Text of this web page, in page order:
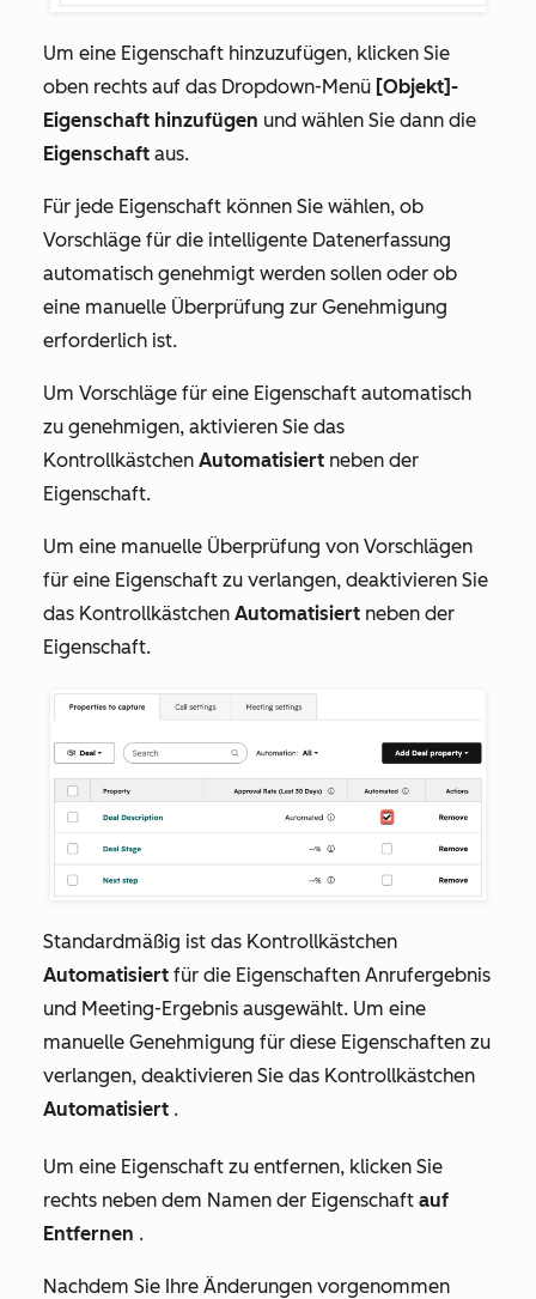
Um eine Eigenschaft hinzuzufügen, klicken Sie
oben rechts auf das Dropdown-Menü [Objekt]-
Eigenschaft hinzufügen und wählen Sie dann die
Eigenschaft aus.
Für jede Eigenschaft können Sie wählen, ob
Vorschläge für die intelligente Datenerfassung
automatisch genehmigt werden sollen oder ob
eine manuelle Überprüfung zur Genehmigung
erforderlich ist.
Um Vorschläge für eine Eigenschaft automatisch
zu genehmigen, aktivieren Sie das
Kontrollkästchen Automatisiert neben der
Eigenschaft.
Um eine manuelle Überprüfung von Vorschlägen
für eine Eigenschaft zu verlangen, deaktivieren Sie
das Kontrollkästchen Automatisiert neben der
Eigenschaft.
Standardmäßig ist das Kontrollkästchen
Automatisiert für die Eigenschaften Anrufergebnis
und Meeting-Ergebnis ausgewählt. Um eine
manuelle Genehmigung für diese Eigenschaften zu
verlangen, deaktivieren Sie das Kontrollkästchen
Automatisiert .
Um eine Eigenschaft zu entfernen, klicken Sie
rechts neben dem Namen der Eigenschaft auf
Entfernen .
Nachdem Sie Ihre Änderungen vorgenommen